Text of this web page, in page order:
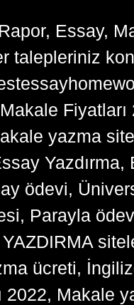
Essay,
talepleriniz
yazma
ödevi,
Parayla
ücreti,
2022, Makale